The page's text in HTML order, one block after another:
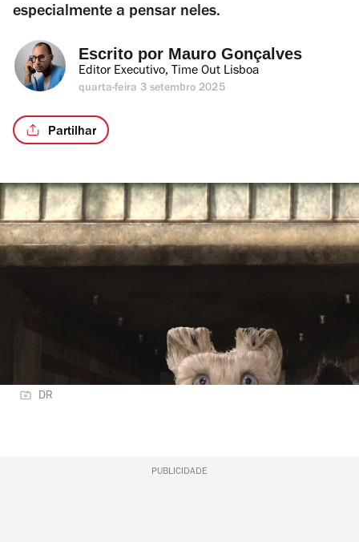
especialmente a pensar neles.
Escrito por Mauro Gonçalves
Editor Executivo, Time Out Lisboa
quarta-feira 3 setembro 2025
Partilhar
DR
PUBLICIDADE